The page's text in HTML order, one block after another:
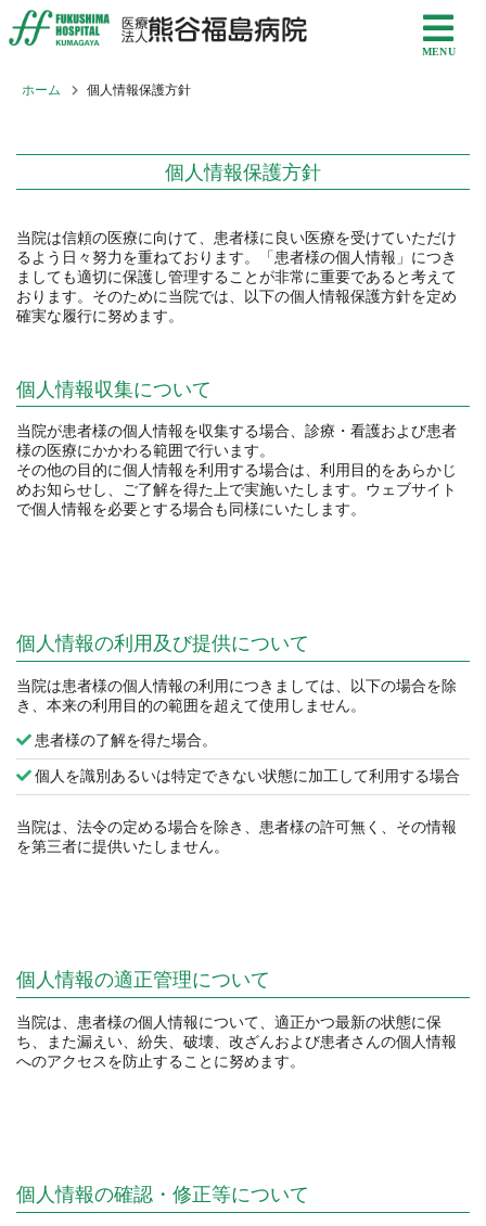
ホーム 個人情報保護方針
個人情報保護方針
当院は信頼の医療に向けて、患者様に良い医療を受けていただけ
るよう日々努力を重ねております。「患者様の個人情報」につき
ましても適切に保護し管理することが非常に重要であると考えて
おります。そのために当院では、以下の個人情報保護方針を定め
確実な履行に努めます。
個人情報収集について
当院が患者様の個人情報を収集する場合、診療・看護および患者
様の医療にかかわる範囲で行います。
その他の目的に個人情報を利用する場合は、利用目的をあらかじ
めお知らせし、ご了解を得た上で実施いたします。ウェブサイト
で個人情報を必要とする場合も同様にいたします。
個人情報の利用及び提供について
当院は患者様の個人情報の利用につきましては、以下の場合を除
き、本来の利用目的の範囲を超えて使用しません。
患者様の了解を得た場合。
個人を識別あるいは特定できない状態に加工して利用する場合
当院は、法令の定める場合を除き、患者様の許可無く、その情報
を第三者に提供いたしません。
個人情報の適正管理について
当院は、患者様の個人情報について、適正かつ最新の状態に保
ち、また漏えい、紛失、破壊、改ざんおよび患者さんの個人情報
へのアクセスを防止することに努めます。
個人情報の確認・修正等について